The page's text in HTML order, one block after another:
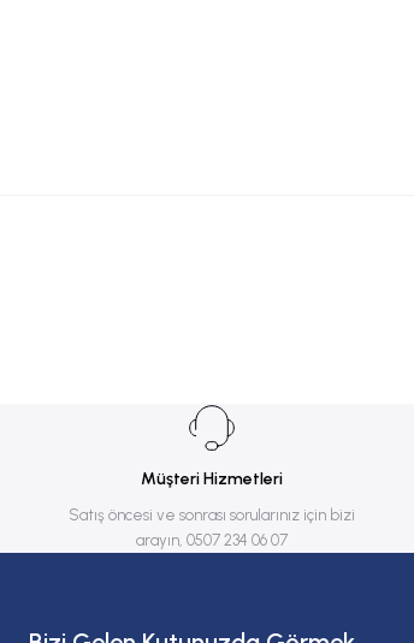
Müşteri Hizmetleri
Satış öncesi ve sonrası sorularınız için bizi
arayın, 0507 234 06 07